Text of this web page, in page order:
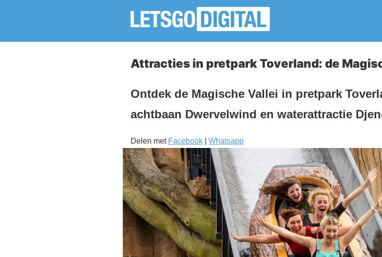
Attracties in pretpark Toverland: de
Ontdek de Magische Vallei in pretpark
achtbaan Dwervelwind en waterattractie
Delen met Facebook Whatsapp